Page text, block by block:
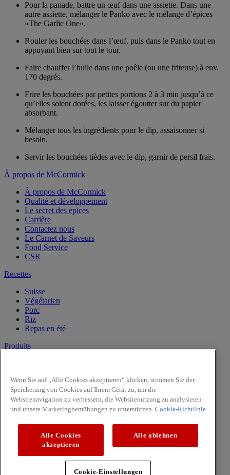
Pour la panade, battre un œuf dans une assiette. Dans une
autre assiette, mélanger le Panko avec le mélange d’épices
«The Garlic One».
Rouler les bouchées dans l’œuf, puis dans le Panko tout en
appuyant bien sur tout le tour.
Faire chauffer l’huile dans une poêle (ou une friteuse) à env.
170 degrés.
Frire les bouchées par petites portions 2 à 3 min jusqu’à ce
qu’elles soient dorées, les laisser égoutter sur du papier
absorbant.
Mélanger tous les ingrédients pour le dip, assaisonner si
besoin.
Servir les bouchées tièdes avec le dip, garnir de persil frais.
À propos de McCormick
À propos de McCormick
Qualité et développement
Le secret des epices
Carrière
Contactez nous
Le Carnet de Saveurs
Food Service
CSR
Recettes
Suisse
Végétarien
Porc
Riz
Repas en été
Produits
Epices
Intense
Pasta & Pizza
Youtube
Copyright © 2026 McCormick (McCormick & Company, Inc).
Tous droits réservés
Règles de confidentialité
Wenn Sie auf „Alle Cookies akzeptieren“ klicken, stimmen Sie der
Speicherung von Cookies auf Ihrem Gerät zu, um die
Websitenavigation zu verbessern, die Websitenutzung zu analysieren
und unsere Marketingbemühungen zu unterstützen. Cookie-Richtlinie
Alle Cookies
akzeptieren
Alle ablehnen
Cookie-Einstellungen